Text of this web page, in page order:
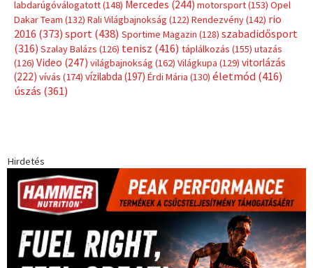
labdarúgóválogatott(148) Mercedes (244) motorsport(153) Opel
Dakar Team (132) Rali Világbajnokság (122) Rendezvény(142) rio
2016 (373) sport(438) Sportime Magazin (128) szabadidősport
(316) Szalay Balázs (126) tenisz (416) táplálkozás (155) utazás
(126) Video (247) világbajnokság (162) Világkupa (129) vitorlázás
(222) vívás (174) vízilabda (197) Érdi Mária (130) életmód(416)
úszás (361)
Hirdetés